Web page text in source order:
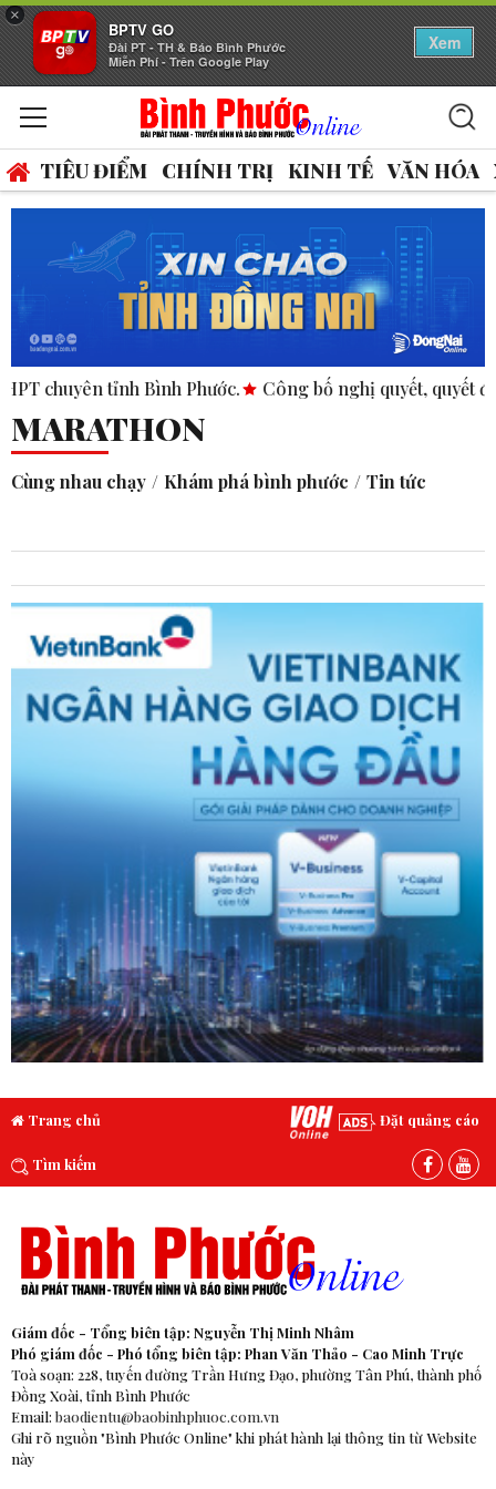
×
BPTV GO
Đài PT - TH & Báo Bình Phước
Miễn Phí - Trên Google Play
Xem
TIÊU ĐIỂM CHÍNH TRỊ KINH TẾ VĂN HÓA
chuyên tỉnh Bình Phước. Công bố nghị quyết, quyết định
MARATHON
Cùng nhau chạy Khám phá bình phước Tin tức
Trang chủ Đặt quảng cáo
Tìm kiếm
Giám đốc - Tổng biên tập: Nguyễn Thị Minh Nhâm
Phó giám đốc - Phó tổng biên tập: Phan Văn Thảo - Cao Minh Trực
Toà soạn: 228, tuyến đường Trần Hưng Đạo, phường Tân Phú, thành phố
Đồng Xoài, tỉnh Bình Phước
Email: baodientu@baobinhphuoc.com.vn
Ghi rõ nguồn "Bình Phước Online" khi phát hành lại thông tin từ Website
này